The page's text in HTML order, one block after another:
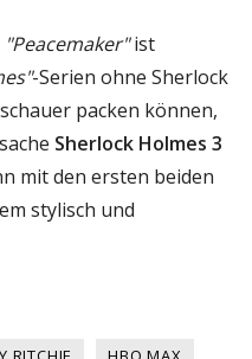
"Peacemaker"ist
-Serien ohne Sherlock
packen können,
Sherlock Holmes 3
mit den ersten beiden
stylisch und